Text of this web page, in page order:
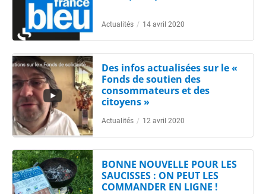
Actualités / 14 avril 2020
Des infos actualisées sur le «
Fonds de soutien des
consommateurs et des
citoyens »
Actualités / 12 avril 2020
BONNE NOUVELLE POUR LES
SAUCISSES : ON PEUT LES
COMMANDER EN LIGNE !